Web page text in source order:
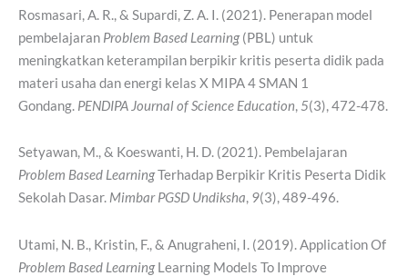
Rosmasari, A. R., & Supardi, Z. A. I. (2021). Penerapan model
pembelajaran Problem Based Learning(PBL) untuk
meningkatkan keterampilan berpikir kritis peserta didik pada
materi usaha dan energi kelas X MIPA 4 SMAN 1
Gondang. PENDIPA Journal of Science Education, 5(3), 472-478.
Setyawan, M., & Koeswanti, H. D. (2021). Pembelajaran
Problem Based LearningTerhadap Berpikir Kritis Peserta Didik
Sekolah Dasar. Mimbar PGSD Undiksha, 9(3), 489-496.
Utami, N. B., Kristin, F., & Anugraheni, I. (2019). Application Of
Problem Based LearningLearning Models To Improve